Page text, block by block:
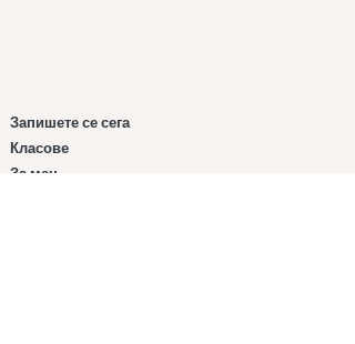
Запишете се сега
Класове
За мен